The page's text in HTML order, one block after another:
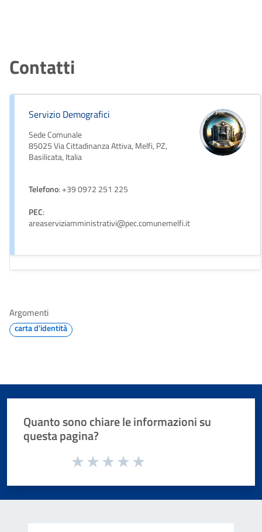
Contatti
Servizio Demografici
Sede Comunale
85025 Via Cittadinanza Attiva, Melfi, PZ,
Basilicata, Italia
Telefono: +39 0972 251 225
PEC:
areaserviziamministrativi@pec.comunemelfi.it
Argomenti
carta d'identità
Quanto sono chiare le informazioni su
questa pagina?
Valuta da 1 a 5 stelle la pagina